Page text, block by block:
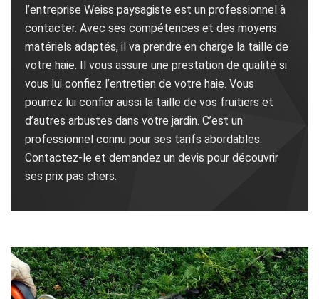
l’entreprise Weiss paysagiste est un professionnel à
contacter. Avec ses compétences et des moyens
matériels adaptés, il va prendre en charge la taille de
votre haie. Il vous assure une prestation de qualité si
vous lui confiez l’entretien de votre haie. Vous
pourrez lui confier aussi la taille de vos fruitiers et
d’autres arbustes dans votre jardin. C’est un
professionnel connu pour ses tarifs abordables.
Contactez-le et demandez un devis pour découvrir
ses prix pas chers.